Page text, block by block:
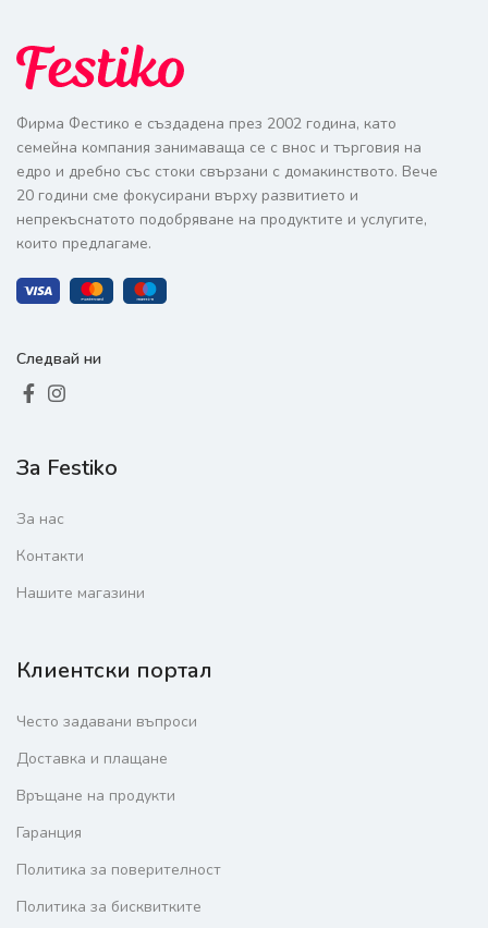
Фирма Фестико е създадена през 2002 година, като
семейна компания занимаваща се с внос и търговия на
едро и дребно със стоки свързани с домакинството. Вече
20 години сме фокусирани върху развитието и
непрекъснатото подобряване на продуктите и услугите,
които предлагаме.
Следвай ни
За Festiko
За нас
Контакти
Нашите магазини
Клиентски портал
Често задавани въпроси
Доставка и плащане
Връщане на продукти
Гаранция
Политика за поверителност
Политика за бисквитките